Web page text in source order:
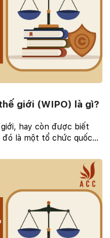
giới (WIPO) là gì?
hay còn được biết
là một tổ chức quốc
cầu. Với sứ ...